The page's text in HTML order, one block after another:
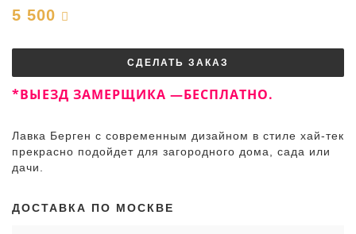
5 500
СДЕЛАТЬ ЗАКАЗ
*ВЫЕЗД ЗАМЕРЩИКА —БЕСПЛАТНО.
Лавка Берген с современным дизайном в стиле хай-тек
прекрасно подойдет для загородного дома, сада или
дачи.
ДОСТАВКА ПО МОСКВЕ